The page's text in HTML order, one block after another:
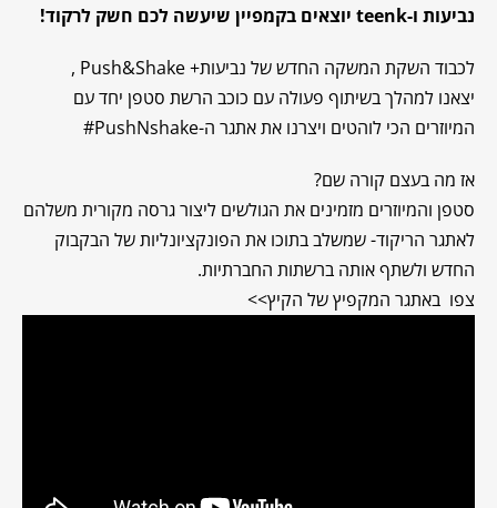
נביעות ו-teenk יוצאים בקמפיין שיעשה לכם חשק לרקוד!
לכבוד השקת המשקה החדש של נביעות+ Push&Shake ,
יצאנו למהלך בשיתוף פעולה עם כוכב הרשת סטפן יחד עם
המיוזרים הכי לוהטים ויצרנו את אתגר ה-PushNshake#
אז מה בעצם קורה שם?
סטפן והמיוזרים מזמינים את הגולשים ליצור גרסה מקורית משלהם
לאתגר הריקוד- שמשלב בתוכו את הפונקציונליות של הבקבוק
החדש ולשתף אותה ברשתות החברתיות.
צפו באתגר המקפיץ של הקיץ>>